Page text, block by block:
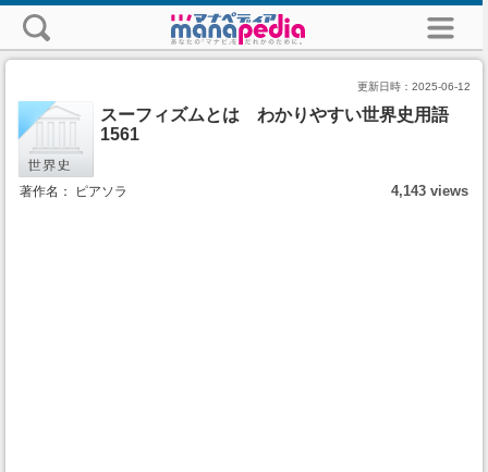
更新日時： 2025-06-12
スーフィズムとは わかりやすい世界史用語
1561
著作名： ピアソラ 4,143 views